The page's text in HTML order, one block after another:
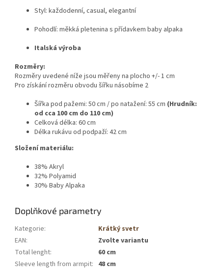
Styl: každodenní, casual, elegantní
Pohodlí: měkká pletenina s přídavkem baby alpaka
Italská výroba
Rozměry:
Rozměry uvedené níže jsou měřeny na plocho +/- 1 cm
Pro získání rozměru obvodu šířku násobíme 2
Šířka pod pažemi: 50 cm / po natažení: 55 cm (Hrudník:
od cca 100 cm do 110 cm)
Celková délka: 60 cm
Délka rukávu od podpaží: 42 cm
Složení materiálu:
38% Akryl
32% Polyamid
30% Baby Alpaka
Doplňkové parametry
Kategorie:
Krátký svetr
EAN:
Zvolte variantu
Total lenght:
60 cm
Sleeve length from armpit: 48 cm